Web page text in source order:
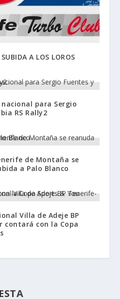
A LOS LOROS
para Sergio
RS Rally2
de Montaña se
a Palo Blanco
Villa de Adeje BP
contará con la Copa